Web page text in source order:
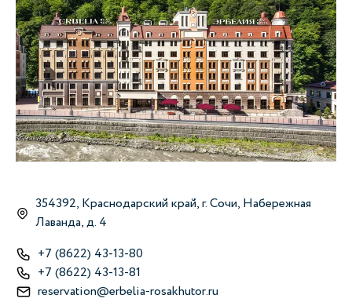
354392, Краснодарский край, г. Сочи, Набережная
Лаванда, д. 4
+7 (8622) 43-13-80
+7 (8622) 43-13-81
reservation@erbelia-rosakhutor.ru